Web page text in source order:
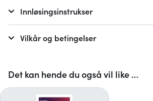
Det kan hende du også vil like …
Innløsingsinstrukser
Vilkår og betingelser